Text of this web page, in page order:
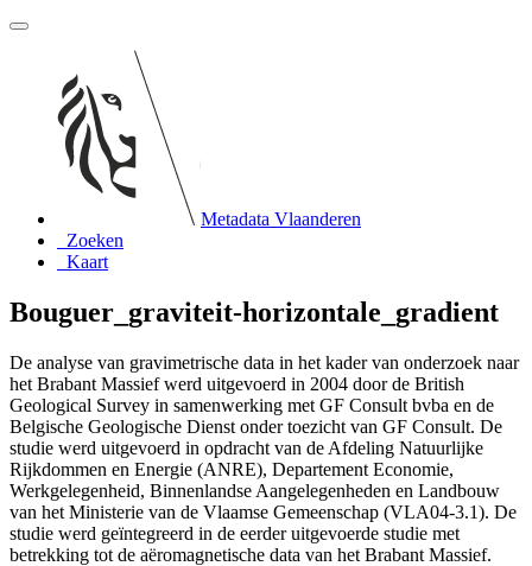
Metadata Vlaanderen
Zoeken
Kaart
Bouguer_graviteit-horizontale_gradient
De analyse van gravimetrische data in het kader van onderzoek naar
het Brabant Massief werd uitgevoerd in 2004 door de British
Geological Survey in samenwerking met GF Consult bvba en de
Belgische Geologische Dienst onder toezicht van GF Consult. De
studie werd uitgevoerd in opdracht van de Afdeling Natuurlijke
Rijkdommen en Energie (ANRE), Departement Economie,
Werkgelegenheid, Binnenlandse Aangelegenheden en Landbouw
van het Ministerie van de Vlaamse Gemeenschap (VLA04-3.1). De
studie werd geïntegreerd in de eerder uitgevoerde studie met
betrekking tot de aëromagnetische data van het Brabant Massief.